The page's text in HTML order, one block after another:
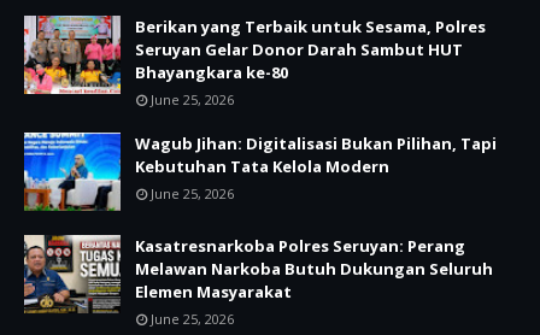
Berikan yang Terbaik untuk Sesama, Polres
Seruyan Gelar Donor Darah Sambut HUT
Bhayangkara ke-80
June 25, 2026
Wagub Jihan: Digitalisasi Bukan Pilihan, Tapi
Kebutuhan Tata Kelola Modern
June 25, 2026
Kasatresnarkoba Polres Seruyan: Perang
Melawan Narkoba Butuh Dukungan Seluruh
Elemen Masyarakat
June 25, 2026